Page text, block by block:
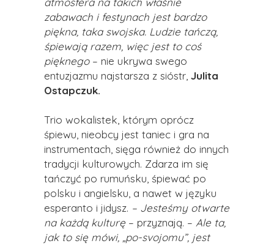
zabawach i festynach jest bardzo
piękna, taka swojska. Ludzie tańczą,
śpiewają razem, więc jest to coś
pięknego– nie ukrywa swego
entuzjazmu najstarsza z sióstr, Julita
Ostapczuk.
Trio wokalistek, którym oprócz
śpiewu, nieobcy jest taniec i gra na
instrumentach, sięga również do innych
tradycji kulturowych. Zdarza im się
tańczyć po rumuńsku, śpiewać po
polsku i angielsku, a nawet w języku
esperanto i jidysz. – Jesteśmy otwarte
na każdą kulturę – przyznają. – Ale ta,
jak to się mówi, „po-svojomu”, jest